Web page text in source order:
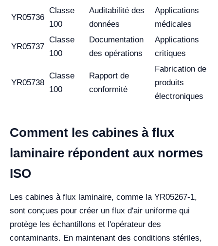
YR05736
Classe
100
Auditabilité des
données
Applications
médicales
YR05737
Classe
100
Documentation
des opérations
Applications
critiques
YR05738
Classe
100
Rapport de
conformité
Fabrication de
produits
électroniques
Comment les cabines à flux
laminaire répondent aux normes
ISO
Les cabines à flux laminaire, comme la YR05267-1,
sont conçues pour créer un flux d'air uniforme qui
protège les échantillons et l'opérateur des
contaminants. En maintenant des conditions stériles,